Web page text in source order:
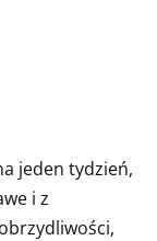
jeden tydzień,
i z